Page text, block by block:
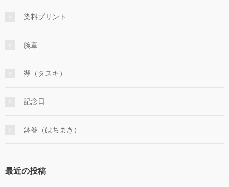
染料プリント
腕章
襷（タスキ）
記念日
鉢巻（はちまき）
最近の投稿